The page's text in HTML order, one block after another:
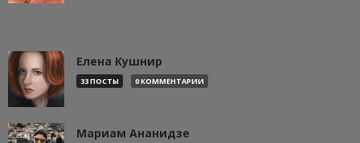
Елена Кушнир
33 ПОСТЫ 0 КОММЕНТАРИИ
Мариам Ананидзе